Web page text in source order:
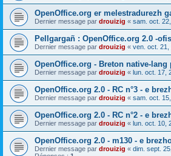
OpenOffice.org er melestradurezh
Dernier message par drouizig « sam. oct.
Pellgargañ : OpenOffice.org 2.0 -
Dernier message par drouizig « ven. oct. 21,
OpenOffice.org - Breton native-
Dernier message par drouizig « lun. oct. 17,
OpenOffice.org 2.0 - RC n°3 - e
Dernier message par drouizig « sam. oct.
OpenOffice.org 2.0 - RC n°2 - e
Dernier message par drouizig « lun. oct. 10,
OpenOffice.org 2.0 - m130 - e
Dernier message par drouizig « dim. sept.